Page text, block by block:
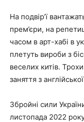
На подвір’ї
прем’єри, на
часом в арт-хабі в
плетуть вироби з
веселих китів.
заняття з
Збройні сили
листопада 2022